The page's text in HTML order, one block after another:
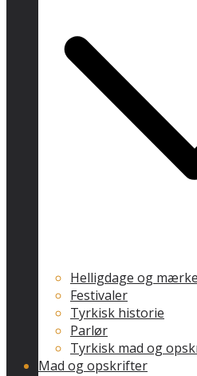
Helligdage og
Festivaler
Tyrkisk historie
Parlør
Tyrkisk mad og
Mad og opskrifter